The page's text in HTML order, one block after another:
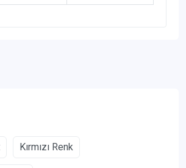
Kırmızı Renk